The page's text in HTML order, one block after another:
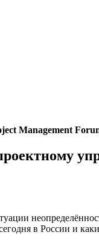
Management
в России и